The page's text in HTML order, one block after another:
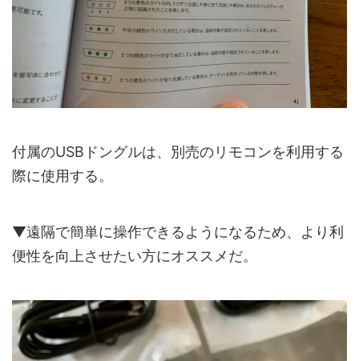
付属のUSBドングルは、別売のリモコンを利用する
際に使用する。
▼遠隔で簡単に操作できるようになるため、より利
便性を向上させたい方にオススメだ。